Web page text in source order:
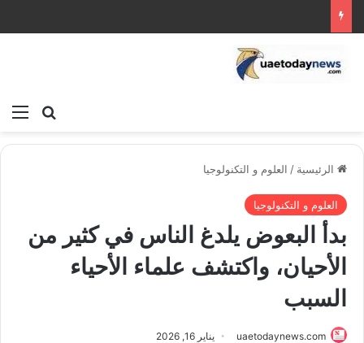
بحث
الرئيسية / العلوم و التكنولوجيا
العلوم و التكنولوجيا
بدأ البعوض يلدغ الناس في كثير من
الأحيان، واكتشف علماء الأحياء
السبب
uaetodaynews.com يناير 16, 2026